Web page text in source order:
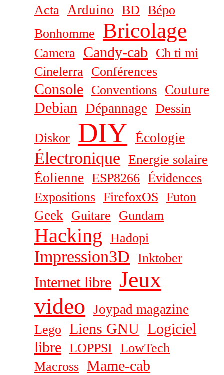
Acta Arduino BD Bépo
Bonhomme
Bricolage
Camera Candy-cab
Ch ti mi
Cinelerra Conférences
Console Conventions Couture
Debian Dépannage Dessin
Diskor DIY Écologie
Électronique Energie solaire
Éolienne ESP8266 Évidences
Expositions FirefoxOS Futon
Geek Guitare Gundam
Hacking Hadopi
Impression3D Inktober
Internet libre Jeux
video Joypad magazine
Lego Liens GNU Logiciel
libre LOPPSI LowTech
Macross Mame-cab